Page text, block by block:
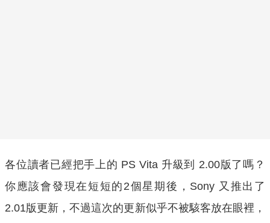
各位讀者已經把手上的 PS Vita 升級到 2.00版了嗎？
你應該會發現在短短的2個星期後，Sony 又推出了
2.01版更新，不過這次的更新似乎不被駭客放在眼裡，